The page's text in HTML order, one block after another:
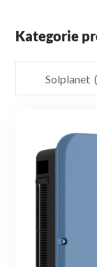
Kategorie